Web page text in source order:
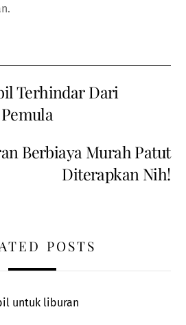
Terhindar Dari
Berbiaya Murah Patut
Diterapkan Nih!
POSTS